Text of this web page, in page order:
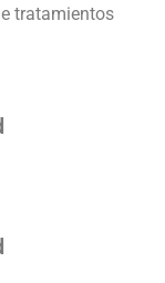
tratamientos